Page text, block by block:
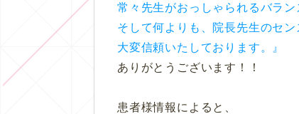
常々先生がおっしゃられるバラ
そして何よりも、院長先生のセ
大変信頼いたしております。』
ありがとうございます！！
患者様情報によると、